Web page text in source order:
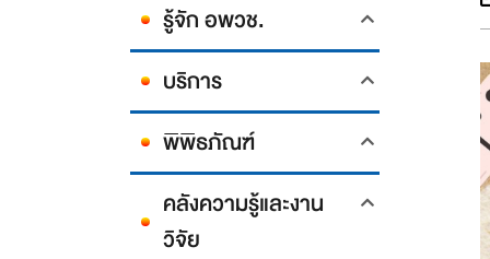
รู้จัก อพวช.
บริการ
พิพิธภัณฑ์
คลังความรู้และงาน
วิจัย